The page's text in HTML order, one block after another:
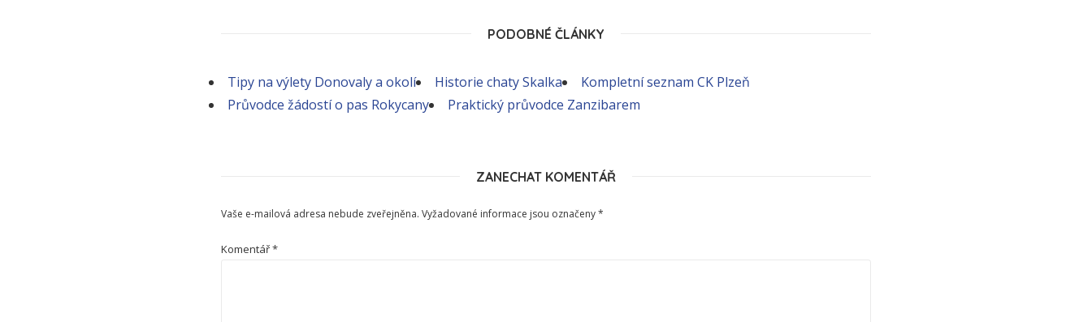
PODOBNÉ ČLÁNKY
Tipy na výlety Donovaly a okolí Historie chaty Skalka
Kompletní seznam CK Plzeň
Průvodce žádostí o pas Rokycany
Praktický průvodce Zanzibarem
ZANECHAT KOMENTÁŘ
Vaše e-mailová adresa nebude zveřejněna. Vyžadované informace jsou označeny*
Komentář*